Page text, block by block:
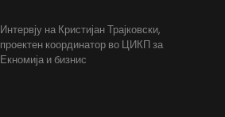
Интервју на Кристијан Трајковски,
проектен координатор во ЦИКП за
Екномија и бизнис